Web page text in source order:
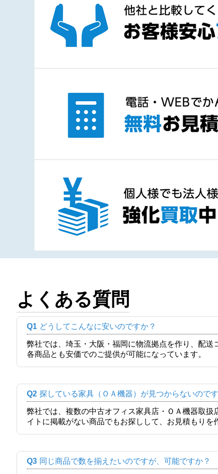
よくある質問
Q1 どうしてこんなに安いのですか？
弊社では、埼玉・大阪・福岡に物流拠点を作り、配
各商品とも安価でのご提供が可能になっています。
Q2 探している家具（ＯＡ機器）が見つからないので
弊社では、複数の中古オフィス家具店・ＯＡ機器取
イトに掲載がない商品でもお探しして、お見積もりを
Q3 同じ商品で数を揃えたいのですが、可能ですか？